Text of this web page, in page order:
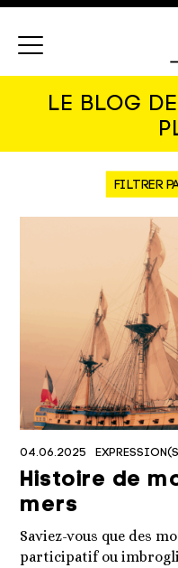
LE BLOG
04.06.2025
Histoire de
mers
Saviez-vous que des
participatif ou